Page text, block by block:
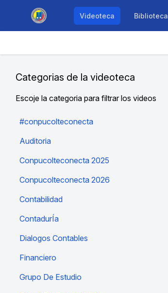
Videoteca Biblioteca
Categorias de la videoteca
Escoje la categoria para filtrar los videos
#conpucolteconecta
Auditoria
Conpucolteconecta 2025
Conpucolteconecta 2026
Contabilidad
ContadurÍa
Dialogos Contables
Financiero
Grupo De Estudio